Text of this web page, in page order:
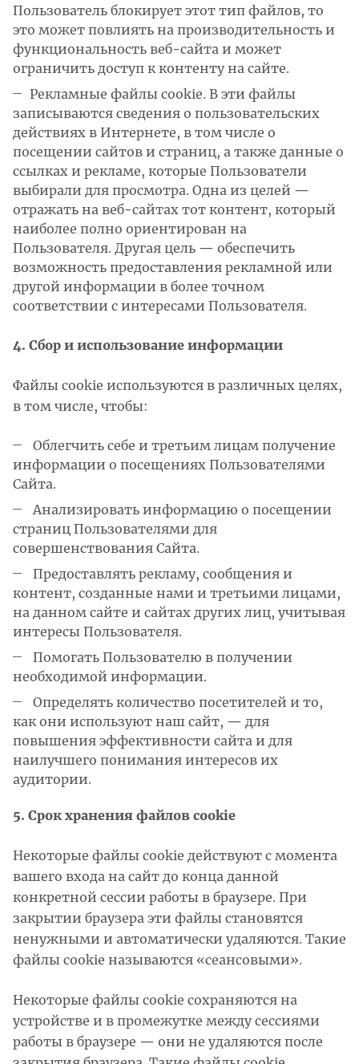
Пользователь блокирует этот тип файлов, то
это может повлиять на производительность и
функциональность веб-сайта и может
ограничить доступ к контенту на сайте.
Рекламные файлы cookie. В эти файлы
записываются сведения о пользовательских
действиях в Интернете, в том числе о
посещении сайтов и страниц, а также данные о
ссылках и рекламе, которые Пользователи
выбирали для просмотра. Одна из целей —
отражать на веб-сайтах тот контент, который
наиболее полно ориентирован на
Пользователя. Другая цель — обеспечить
возможность предоставления рекламной или
другой информации в более точном
соответствии с интересами Пользователя.
4. Сбор и использование информации
Файлы cookie используются в различных целях,
в том числе, чтобы:
Облегчить себе и третьим лицам получение
информации о посещениях Пользователями
Сайта.
Анализировать информацию о посещении
страниц Пользователями для
совершенствования Сайта.
Предоставлять рекламу, сообщения и
контент, созданные нами и третьими лицами,
на данном сайте и сайтах других лиц, учитывая
интересы Пользователя.
Помогать Пользователю в получении
необходимой информации.
Определять количество посетителей и то,
как они используют наш сайт, — для
повышения эффективности сайта и для
наилучшего понимания интересов их
аудитории.
5. Срок хранения файлов cookie
Некоторые файлы cookie действуют с момента
вашего входа на сайт до конца данной
конкретной сессии работы в браузере. При
закрытии браузера эти файлы становятся
ненужными и автоматически удаляются. Такие
файлы cookie называются «сеансовыми».
Некоторые файлы cookie сохраняются на
устройстве и в промежутке между сессиями
работы в браузере — они не удаляются после